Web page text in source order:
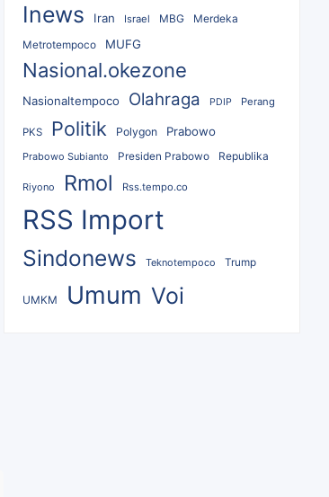
Inews Iran Israel MBG Merdeka
Metrotempoco MUFG
Nasional.okezone
Nasionaltempoco Olahraga PDIP Perang
PKS Politik Polygon Prabowo
Prabowo Subianto Presiden Prabowo Republika
Riyono Rmol Rss.tempo.co
RSS Import
Sindonews Teknotempoco Trump
UMKM Umum Voi